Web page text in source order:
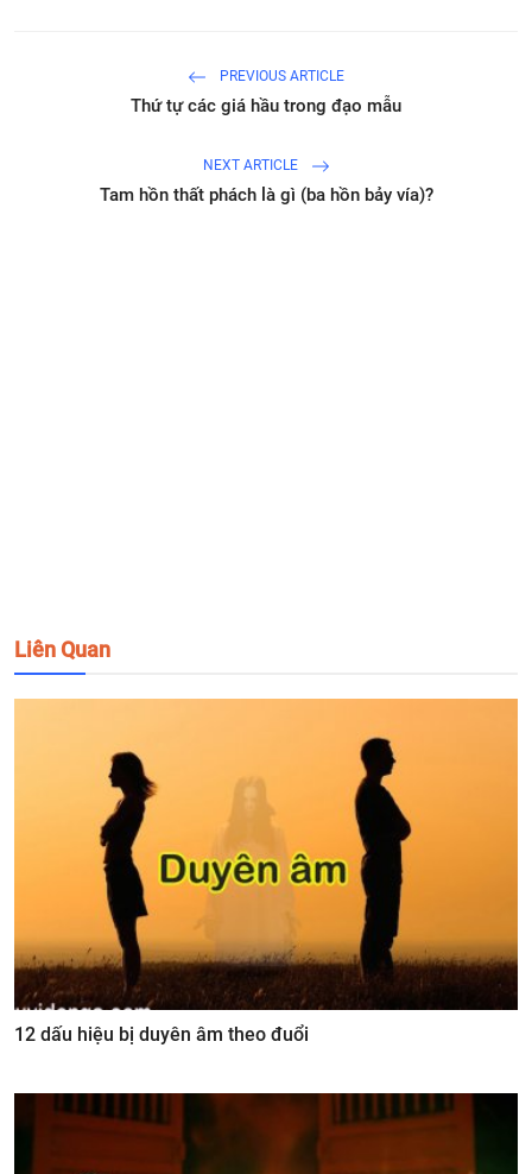
PREVIOUS ARTICLE
Thứ tự các giá hầu trong đạo mẫu
NEXT ARTICLE
Tam hồn thất phách là gì (ba hồn bảy vía)?
Liên Quan
12 dấu hiệu bị duyên âm theo đuổi